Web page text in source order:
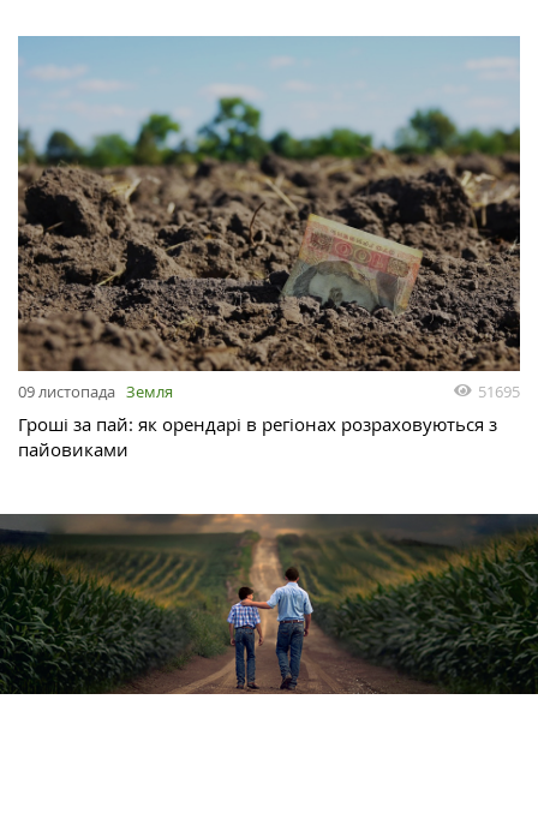
09 листопада Земля 51695
Гроші за пай: як орендарі в регіонах розраховуються з
пайовиками